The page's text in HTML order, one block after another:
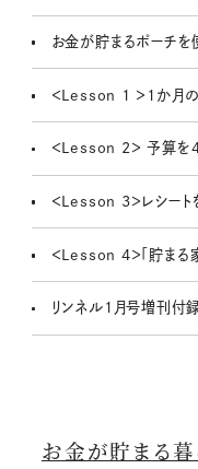
お金が貯まるポーチを
＜Lesson 1 ＞1か月
＜Lesson 2＞ 予算を
＜Lesson 3＞レシート
＜Lesson 4＞「貯まる
リンネル1月号増刊付録
お金が貯まる